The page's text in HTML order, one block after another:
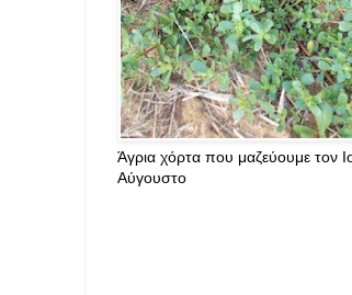
Άγρια χόρτα που μαζεύουμε τον
Αύγουστο